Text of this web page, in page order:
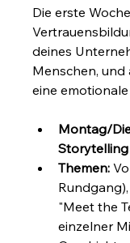
Die erste
deines
Menschen, und
eine
Montag/
Storytelling
Themen:
"Meet the
einzelner